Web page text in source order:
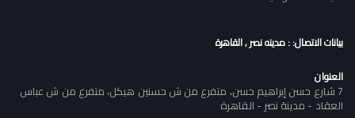
بيانات الاتصال: : مدينه نصر , القاهرة
العنوان
7 شارع حسن إبراهيم حسن، متفرع من ش حسنين هيكل، متفرع من ش عباس
العقاد - مدينة نصر - القاهرة